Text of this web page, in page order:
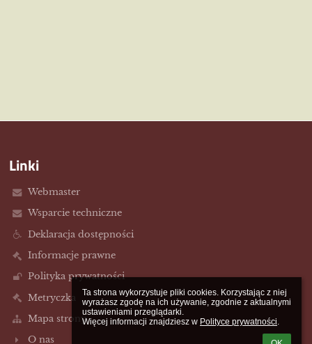
Ta strona wykorzystuje pliki cookies. Korzystając z niej
wyrażasz zgodę na ich używanie, zgodnie z aktualnymi
ustawieniami przeglądarki.
Więcej informacji znajdziesz w Polityce prywatności.
Linki
Webmaster
Wsparcie techniczne
Deklaracja dostępności
Informacje prawne
Polityka prywatności
Metryczka
Mapa strony
O nas